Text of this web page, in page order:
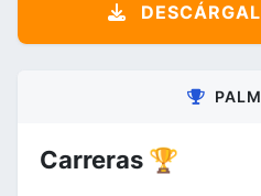
Carreras 🏆